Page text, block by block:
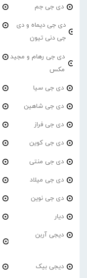
دی جی جم
دی جی دیماه و دی
جی دنی تیون
دی جی رهام و مجید
مکس
دی جی سیا
دی جی شاهین
دی جی فراز
دی جی کوین
دی جی منتی
دی جی میلاد
دی جی نوین
دیار
دیجی آربن
دیجی بیک